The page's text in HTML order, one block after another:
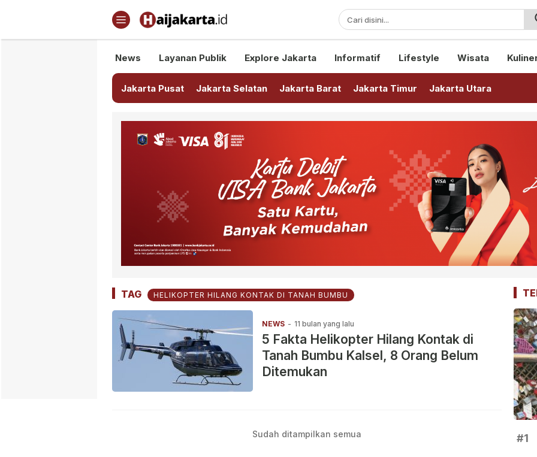
Haijakarta.id
Semua Tentang Jakarta Ada Disini!
News Layanan Publik Explore Jakarta Informatif Lifestyle Wisata
Jakarta Pusat Jakarta Selatan Jakarta Barat Jakarta Timur Jakarta Utara
TAG HELIKOPTER HILANG KONTAK DI TANAH BUMBU
NEWS - 11 bulan yang lalu
5 Fakta Helikopter Hilang Kontak di
Tanah Bumbu Kalsel, 8 Orang Belum
Ditemukan
Sudah ditampilkan semua #1